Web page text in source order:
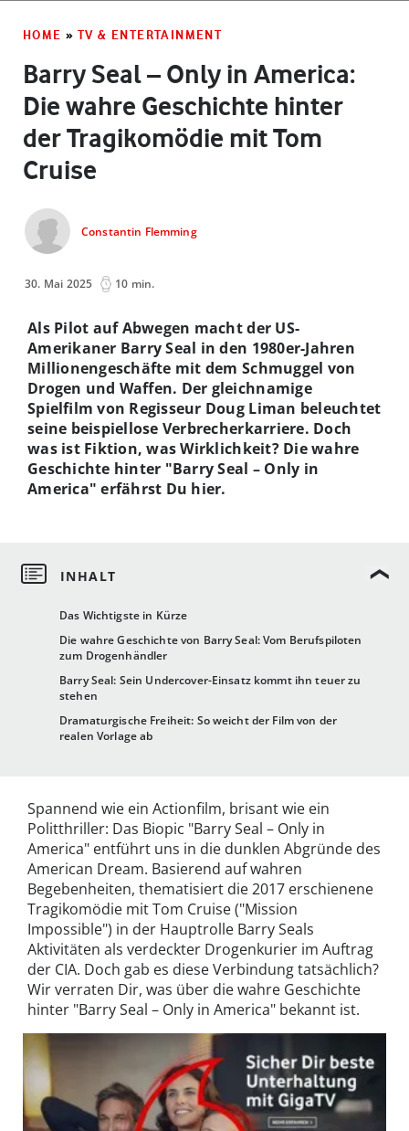
HOME » TV & ENTERTAINMENT
Barry Seal – Only in America:
Die wahre Geschichte hinter
der Tragikomödie mit Tom
Cruise
Constantin Flemming
30. Mai 2025 10 min.
Das Wichtigste in Kürze
Die wahre Geschichte von Barry Seal: Vom Berufspiloten
zum Drogenhändler
Barry Seal: Sein Undercover-Einsatz kommt ihn teuer zu
stehen
Dramaturgische Freiheit: So weicht der Film von der
realen Vorlage ab
Als Pilot auf Abwegen macht der US-
Amerikaner Barry Seal in den 1980er-Jahren
Millionengeschäfte mit dem Schmuggel von
Drogen und Waffen. Der gleichnamige
Spielfilm von Regisseur Doug Liman beleuchtet
seine beispiellose Verbrecherkarriere. Doch
was ist Fiktion, was Wirklichkeit? Die wahre
Geschichte hinter "Barry Seal – Only in
America" erfährst Du hier.
Spannend wie ein Actionfilm, brisant wie ein
Politthriller: Das Biopic "Barry Seal – Only in
America" entführt uns in die dunklen Abgründe des
American Dream. Basierend auf wahren
Begebenheiten, thematisiert die 2017 erschienene
Tragikomödie mit Tom Cruise ("Mission
Impossible") in der Hauptrolle Barry Seals
Aktivitäten als verdeckter Drogenkurier im Auftrag
der CIA. Doch gab es diese Verbindung tatsächlich?
Wir verraten Dir, was über die wahre Geschichte
hinter "Barry Seal – Only in America" bekannt ist.